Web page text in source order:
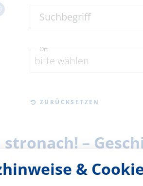
Suchbegriff
bitte wählen
Ort
ZURÜCKSETZEN
–
Museum Oderberg Lesung / Vortrag
&